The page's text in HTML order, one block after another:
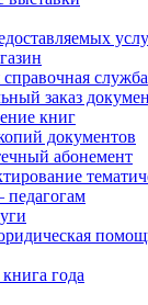
служба
заказ
книг
документов
абонемент
педагогам
года